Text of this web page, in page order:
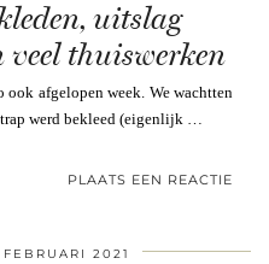
uitslag
veel thuiswerken
afgelopen week. We wachtten
werd bekleed (eigenlijk …
PLAATS EEN REACTIE
2021